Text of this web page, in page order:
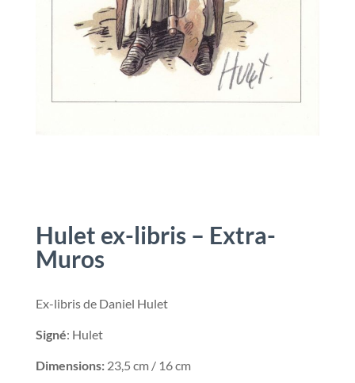
Hulet ex-libris – Extra-
Muros
Ex-libris de Daniel Hulet
Signé: Hulet
Dimensions:23,5 cm / 16 cm